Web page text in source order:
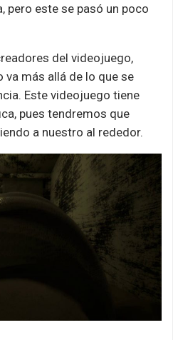
pero este se pasó un poco
del videojuego,
va más allá de lo que se
Este videojuego tiene
pues tendremos que
a nuestro al rededor.